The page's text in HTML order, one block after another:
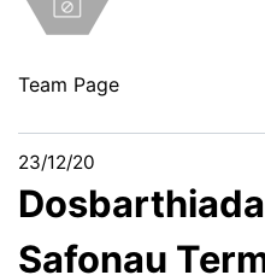
Team Page
23/12/20
Safonau